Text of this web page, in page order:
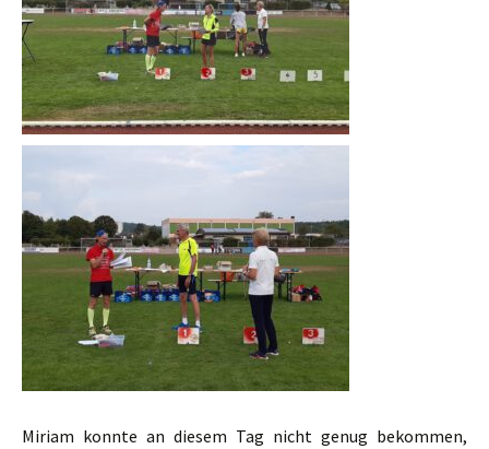
Miriam konnte an diesem Tag nicht genug bekommen,